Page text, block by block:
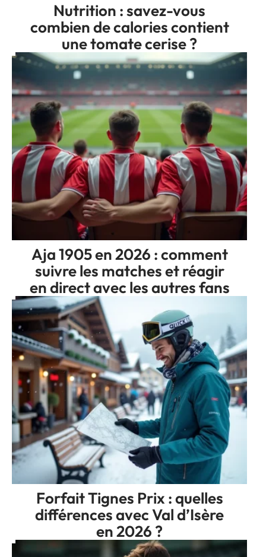
Nutrition : savez-vous
combien de calories contient
une tomate cerise ?
Aja 1905 en 2026 : comment
suivre les matches et réagir
en direct avec les autres fans
Forfait Tignes Prix : quelles
différences avec Val d’Isère
en 2026 ?